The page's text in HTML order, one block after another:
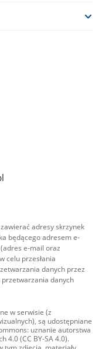
adresy skrzynek
będącego adresem e-
e-mail oraz
celu przesłania
danych przez
danych
w serwisie (z
są udostępniane
uznanie autorstwa
4.0 (CC BY-SA 4.0).